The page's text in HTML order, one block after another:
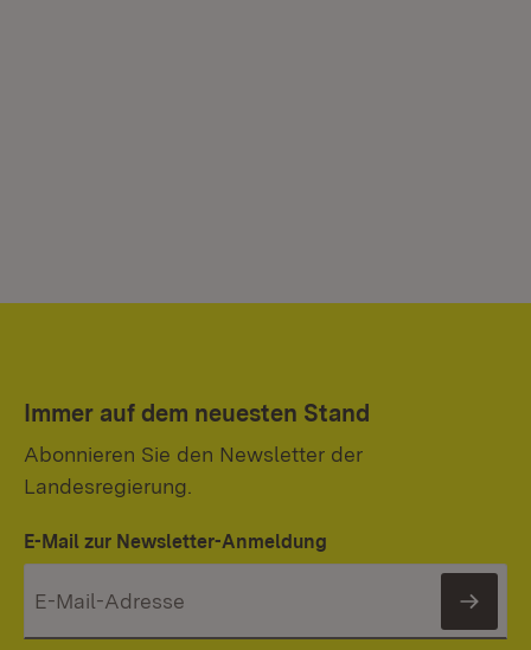
Immer auf dem neuesten Stand
Abonnieren Sie den Newsletter der
Landesregierung.
E-Mail zur Newsletter-Anmeldung